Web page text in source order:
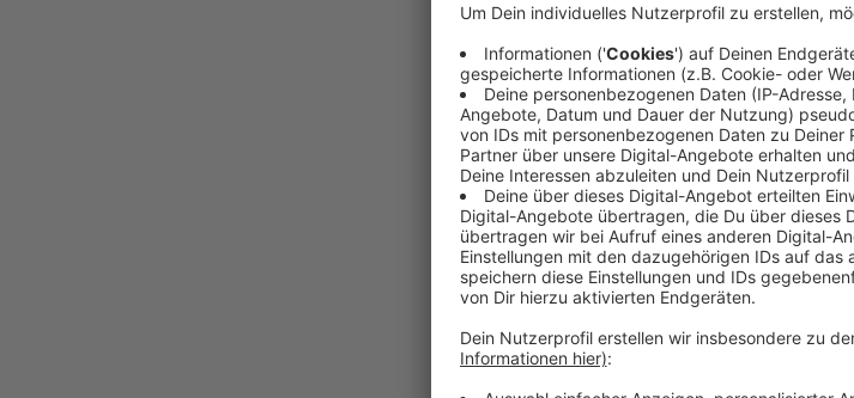
Der mormonische
Ermittlungen führen Pyre
Pyre ermittelt aber nicht
Wahrheiten über den
mit den grausamen
Streaming-Dienst: Disney+
Anzeige